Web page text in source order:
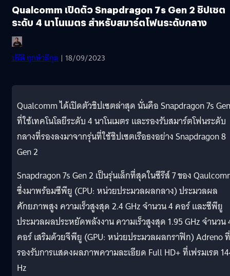
Qualcomm เปิดตัว Snapdragon 7s Gen 2 ชิปเซต
ระดับ 4 นาโนเมตร สำหรับสมาร์ตโฟนระดับกลาง
ปรีดี ฤกษ์วลีกุล | 18/09/2023
Qualcomm ได้เปิดตัวชิปเซตล่าสุด นั่นคือ Snapdragon 7s
ที่ใช้เทคโนโลยีระดับ 4 นาโนเมตร และรองรับสมาร์ตโฟนระดับ
กลางที่รองลงมาจากรุ่นที่ใช้ชิปเซตเรือธงอย่าง Snapdragon 8
Gen 2
Snapdragon 7s Gen 2 เป็นรุ่นเล็กที่สุดในซีรีส์ 7 ของ
ซึ่งมาพร้อมซีพียู (CPU: หน่วยประมวลผลกลาง) ประมวลผล
ศักยภาพสูง ความเร็วสูงสุด 2.4 GHz จำนวน 4 คอร์ และซีพียู
ประมวลผลประหยัดพลังงาน ความเร็วสูงสุด 1.95 GHz จำนวน
คอร์ เสริมด้วยจีพียู (GPU: หน่วยประมวลผลกราฟิก) Adreno ที่
รองรับการแสดงผลภาพความละเอียด Full HD+ ที่เฟรมเรต
Hz